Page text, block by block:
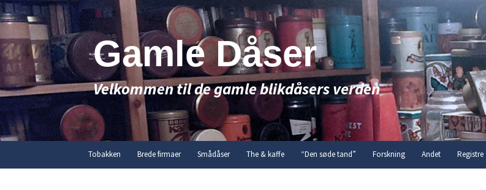
Hop
til
indhold
Gamle Dåser
Velkommen til de gamle blikdåsers verden
Tobakken Brede firmaer Smådåser The & kaffe “Den søde tand” Forskning Andet Registre